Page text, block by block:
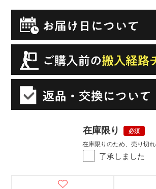
在庫限り
了承しました
在庫限りのため、売り切れ